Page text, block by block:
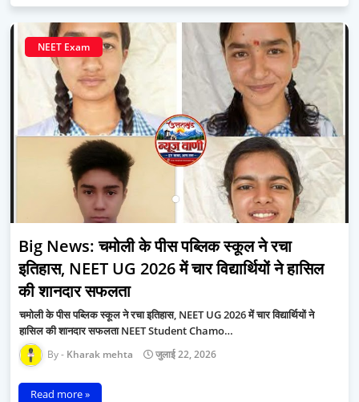
NEET Exam
Big News: चमोली के पीस पब्लिक स्कूल ने रचा
इतिहास, NEET UG 2026 में चार विद्यार्थियों ने हासिल
की शानदार सफलता
चमोली के पीस पब्लिक स्कूल ने रचा इतिहास, NEET UG 2026 में चार विद्यार्थियों ने
हासिल की शानदार सफलता NEET Student Chamo…
Kharak mehta जुलाई 22, 2026
Read more »